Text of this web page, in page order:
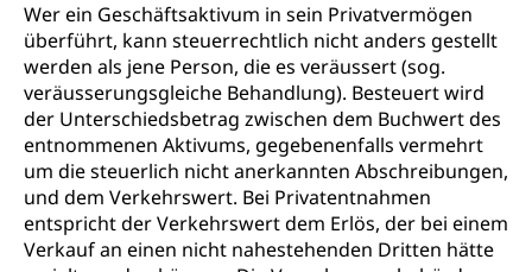
Wer ein Geschäftsaktivum in sein Privatvermögen
überführt, kann steuerrechtlich nicht anders gestellt
werden als jene Person, die es veräussert (sog.
veräusserungsgleiche Behandlung). Besteuert wird
der Unterschiedsbetrag zwischen dem Buchwert des
entnommenen Aktivums, gegebenenfalls vermehrt
um die steuerlich nicht anerkannten Abschreibungen,
und dem Verkehrswert. Bei Privatentnahmen
entspricht der Verkehrswert dem Erlös, der bei einem
Verkauf an einen nicht nahestehenden Dritten hätte